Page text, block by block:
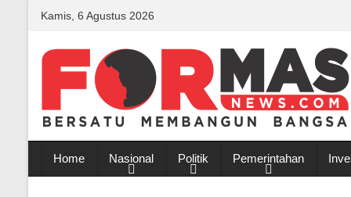
Kamis, 6 Agustus 2026
Home Nasional Politik Pemerintahan